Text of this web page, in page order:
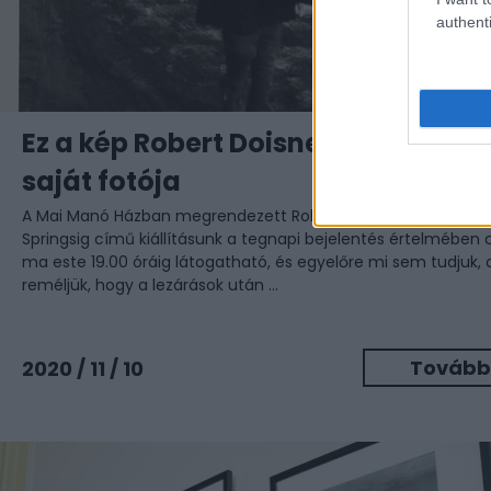
Ez a kép Robert Doisneau kedvenc
saját fotója
A Mai Manó Házban megrendezett Robert Doisneau: Párizstól
Springsig című kiállításunk a tegnapi bejelentés értelmében
ma este 19.00 óráig látogatható, és egyelőre mi sem tudjuk,
reméljük, hogy a lezárások után ...
2020 / 11 / 10 Tovább